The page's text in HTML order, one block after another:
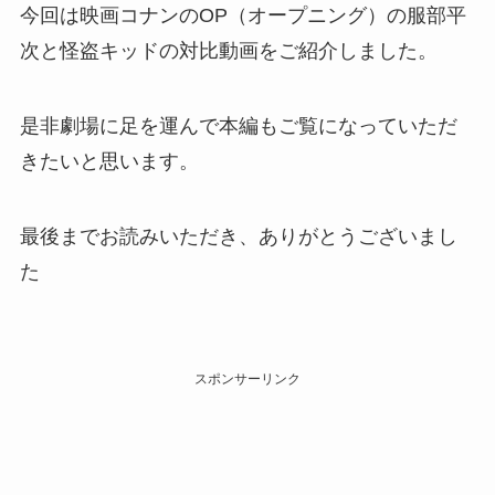
今回は映画コナンのOP（オープニング）の服部平
次と怪盗キッドの対比動画をご紹介しました。
是非劇場に足を運んで本編もご覧になっていただ
きたいと思います。
最後までお読みいただき、ありがとうございまし
た
スポンサーリンク